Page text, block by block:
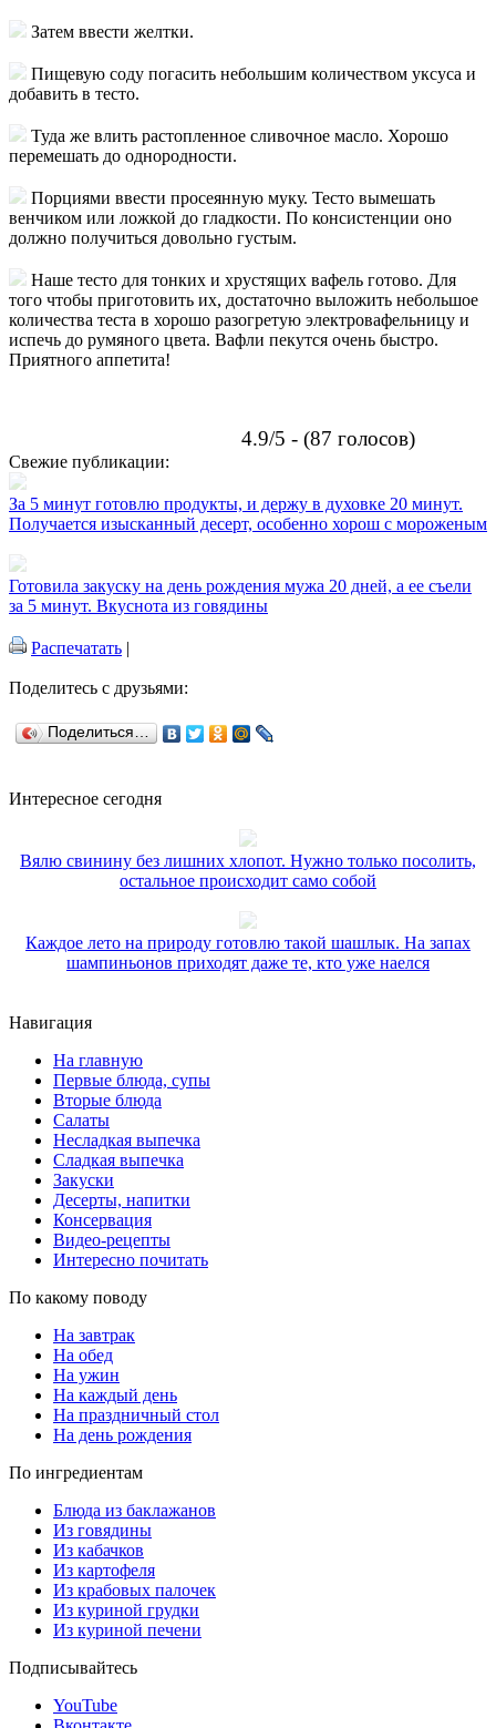
Затем ввести желтки.
Пищевую соду погасить небольшим количеством уксуса и
добавить в тесто.
Туда же влить растопленное сливочное масло. Хорошо
перемешать до однородности.
Порциями ввести просеянную муку. Тесто вымешать
венчиком или ложкой до гладкости. По консистенции оно
должно получиться довольно густым.
Наше тесто для тонких и хрустящих вафель готово. Для
того чтобы приготовить их, достаточно выложить небольшое
количества теста в хорошо разогретую электровафельницу и
испечь до румяного цвета. Вафли пекутся очень быстро.
Приятного аппетита!
4.9/5 - (87 голосов)
Свежие публикации:
За 5 минут готовлю продукты, и держу в духовке 20 минут.
Получается изысканный десерт, особенно хорош с мороженым
Готовила закуску на день рождения мужа 20 дней, а ее съели
за 5 минут. Вкуснота из говядины
Распечатать |
Поделитесь с друзьями:
Поделиться…
Интересное сегодня
Вялю свинину без лишних хлопот. Нужно только посолить,
остальное происходит само собой
Каждое лето на природу готовлю такой шашлык. На запах
шампиньонов приходят даже те, кто уже наелся
Навигация
На главную
Первые блюда, супы
Вторые блюда
Салаты
Несладкая выпечка
Сладкая выпечка
Закуски
Десерты, напитки
Консервация
Видео-рецепты
Интересно почитать
По какому поводу
На завтрак
На обед
На ужин
На каждый день
На праздничный стол
На день рождения
По ингредиентам
Блюда из баклажанов
Из говядины
Из кабачков
Из картофеля
Из крабовых палочек
Из куриной грудки
Из куриной печени
Подписывайтесь
YouTube